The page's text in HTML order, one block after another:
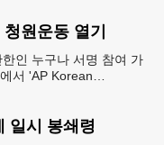
원운동 열기
인 누구나 서명 참여 가
서 'AP Korean
일시 봉쇄령